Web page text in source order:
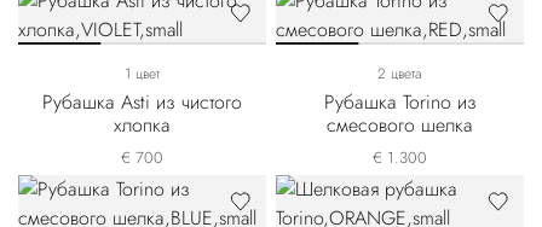
1 цвет
Рубашка Asti из чистого
хлопка
€ 700
2 цвета
Рубашка Torino из
смесового шелка
€ 1.300